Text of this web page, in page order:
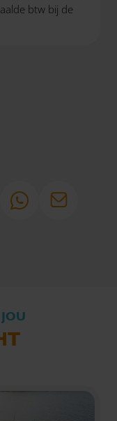
btw bij de